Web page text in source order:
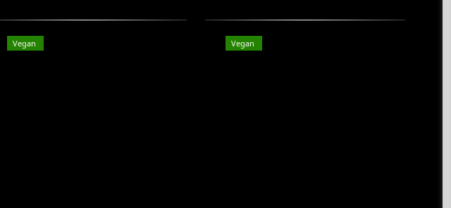
Vegan Vegan